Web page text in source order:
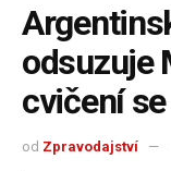
odsuzuje
cvičení
od Zpravodajství